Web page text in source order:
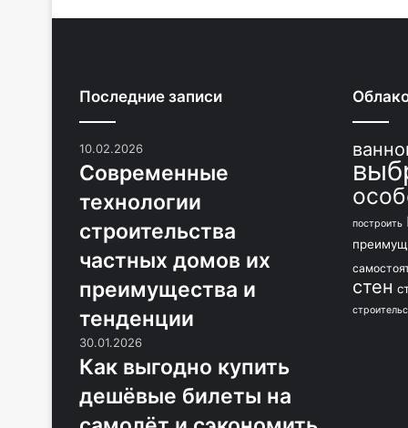
Последние записи
10.02.2026
Современные
технологии
строительства
частных домов их
преимущества и
тенденции
30.01.2026
Как выгодно купить
дешёвые билеты на
построить
стен